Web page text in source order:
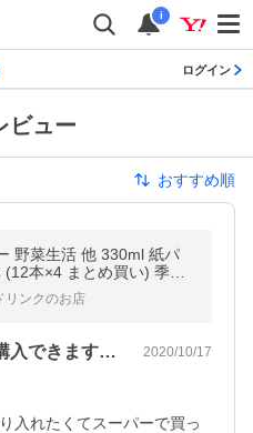
i
ログイン
ビュー
おすすめ順
野菜生活 他 330ml 紙パ
本×4 まとめ買い) 季節
イー トマトジュース リフ
リンクのお店
野菜生活シリーズが安く購入できますよ！ 2020/10/17
入れたくてスーパーで買っ